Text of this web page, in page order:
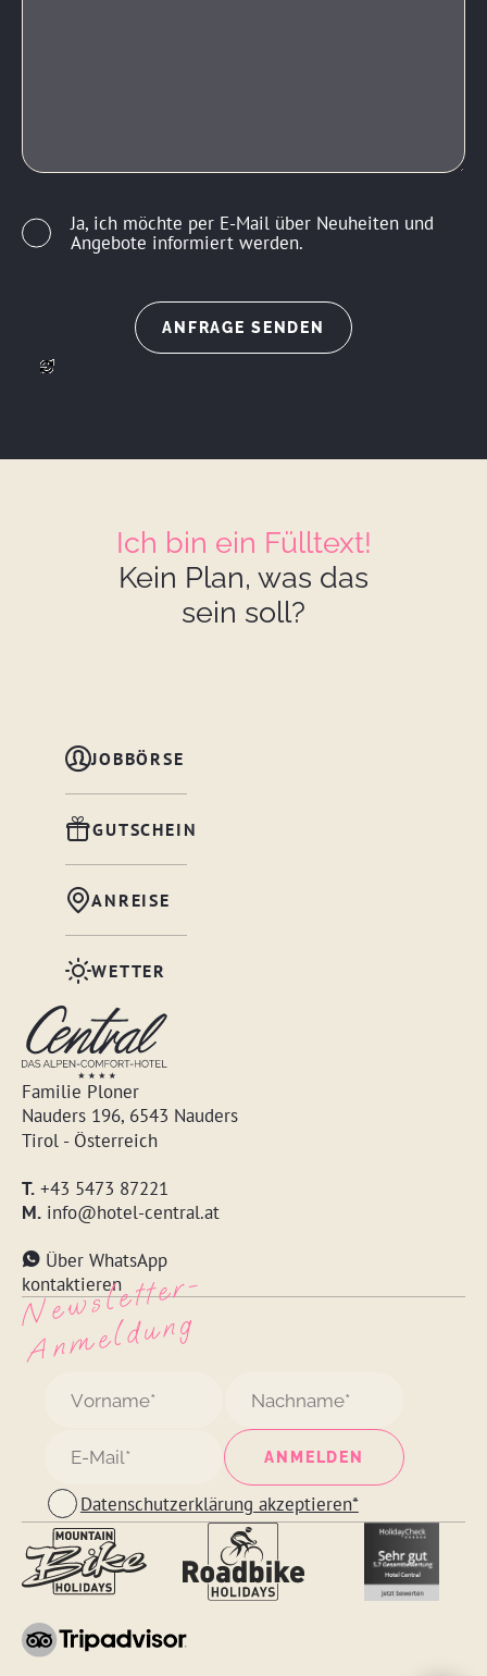
Ja, ich möchte per E-Mail über Neuheiten und
Angebote informiert werden.
Ich bin ein Fülltext!
Kein Plan, was das
sein soll?
Familie Ploner
Nauders 196, 6543 Nauders
Tirol - Österreich
T. +43 5473 87221
M. info@hotel-central.at
Über WhatsApp
kontaktieren
JOBBÖRSE
GUTSCHEIN
ANREISE
WETTER
N
e
w
s
l
ett
e
r
-
A
n
m
e
l
d
u
n
g
Datenschutzerklärung akzeptieren*